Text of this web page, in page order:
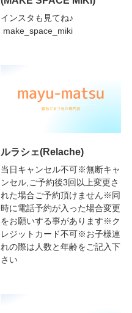
インスタも見てね♪
make_space_miki
ルラシェ(Relache)
当日キャンセル不可※無断キャ
ンセル,ご予約後3回以上変更さ
れた場合ご予約頂けません※同
時に電話予約が入った場合変更
をお願いする事があります※ク
レジットカード不可※お子様連
れの際は人数と年齢をご記入下
さい